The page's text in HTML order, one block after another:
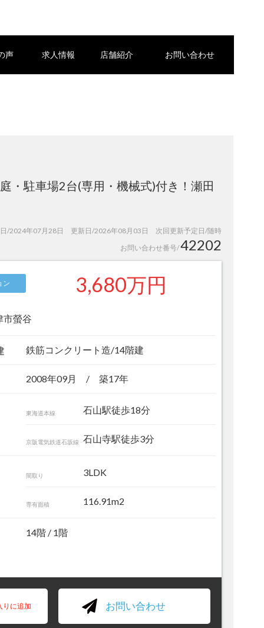
声 求人情報 店舗紹介 お問い合わせ
・駐車場2台(専用・機械式)付き！瀬田
/2024年07月28日 更新日/2026年08月03日 次回更新予定日/随時
お問い合わせ番号/42202
エントランス
ン 3,680万円
市螢谷
鉄筋コンクリート造/14階建
2008年09月 / 築17年
東海道本線 石山駅徒歩18分
京阪電気鉄道石坂線 石山寺駅徒歩3分
間取り 3LDK
専有面積 116.91m2
14階 / 1階
りに追加 お問い合わせ